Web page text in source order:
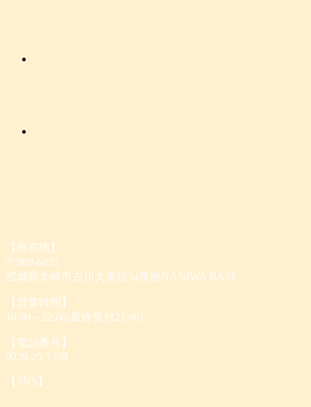
【所在地】
〒989-6223
宮城県大崎市古川大奥坊34番地NANIWA BASE
【営業時間】
10:00～22:00(最終受付21:00)
【電話番号】
0229-25-7338
【SNS】